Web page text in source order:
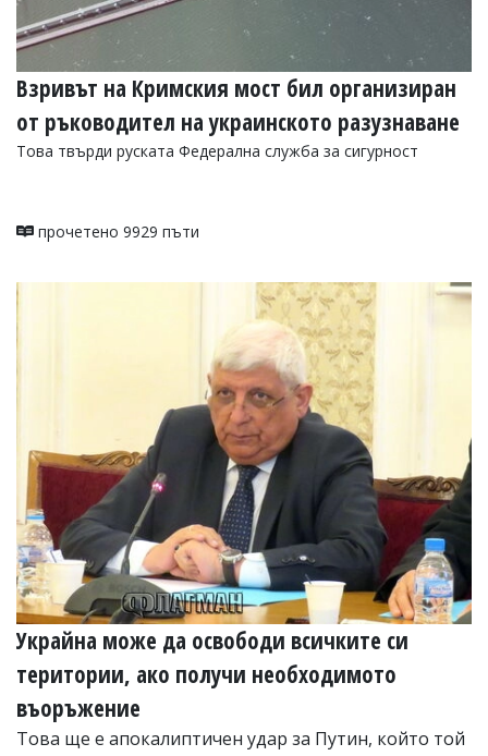
Взривът на Кримския мост бил организиран
от ръководител на украинското разузнаване
Това твърди руската Федерална служба за сигурност
прочетено 9929 пъти
Украйна може да освободи всичките си
територии, ако получи необходимото
въоръжение
Това ще е апокалиптичен удар за Путин, който той